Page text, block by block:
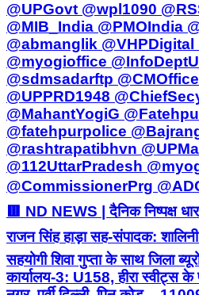
@UPGovt @wpl1090
@MIB_India @PMOIndia
@abmanglik @VHPDigital
@myogioffice
@sdmsadarftp
@UPPRD1948
@MahantYogiG
@fatehpurpolice
@rashtrapatibhvn
@112UttarPradesh
@CommissionerPrg
🟥 ND NEWS | दैनिक निष्पक्ष
राजन सिंह हाड़ा सह-संपादक: शालिनी
सहयोगी शिवा गुप्ता के साथ जिला
कार्यालय-3: U158, हीरा स्वीट्स के